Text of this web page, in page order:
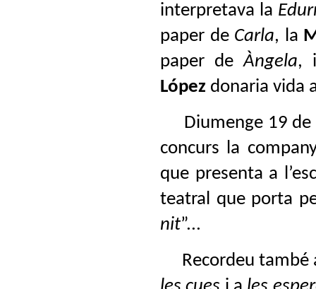
interpretava la
paper de Carla, la
paper deÀngela,
López donaria vida
Diumenge 19 de
concurs la
que presenta a
teatral que porta
nit”...
Recordeu també